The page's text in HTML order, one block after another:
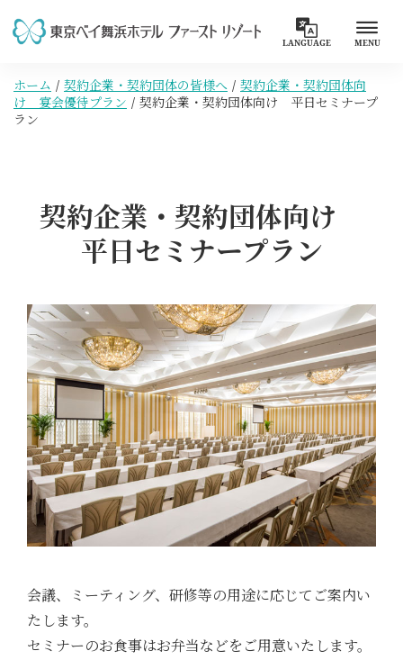
LANGUAGE MENU
ホーム 契約企業・契約団体の皆様へ
契約企業・契約団体向
け 宴会優待プラン
契約企業・契約団体向け 平日セミナープ
ラン
契約企業・契約団体向け
平日セミナープラン
会議、ミーティング、研修等の用途に応じてご案内い
たします。
セミナーのお食事はお弁当などをご用意いたします。